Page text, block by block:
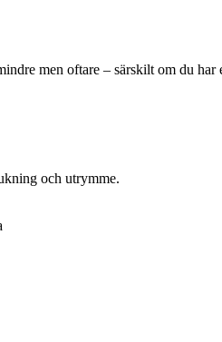
men oftare – särskilt om du
och utrymme.